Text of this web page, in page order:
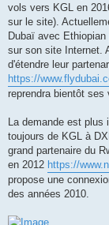
vols vers KGL en
sur le site).
Dubaï avec
sur son site Internet.
d'étendre leur
https://
reprendra bientôt ses
La demande est plus
toujours de KGL à
grand partenaire du
en 2012 https://
propose une
des années 2010.